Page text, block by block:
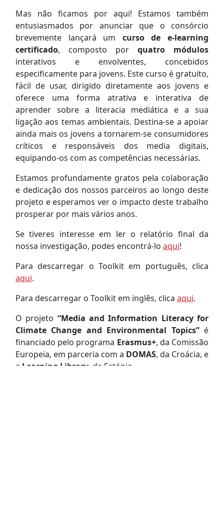
Mas não ficamos por aqui! Estamos também
entusiasmados por anunciar que o consórcio
brevemente lançará um curso de e-learning
certificado, composto por quatro módulos
interativos e envolventes, concebidos
especificamente para jovens. Este curso é gratuito,
fácil de usar, dirigido diretamente aos jovens e
oferece uma forma atrativa e interativa de
aprender sobre a literacia mediática e a sua
ligação aos temas ambientais. Destina-se a apoiar
ainda mais os jovens a tornarem-se consumidores
críticos e responsáveis dos media digitais,
equipando-os com as competências necessárias.
Estamos profundamente gratos pela colaboração
e dedicação dos nossos parceiros ao longo deste
projeto e esperamos ver o impacto deste trabalho
prosperar por mais vários anos.
Se tiveres interesse em ler o relatório final da
nossa investigação, podes encontrá-lo aqui!
Para descarregar o Toolkit em português, clica
aqui.
Para descarregar o Toolkit em inglês, clica aqui.
O projeto “Media and Information Literacy for
Climate Change and Environmental Topics”é
financiado pelo programa Erasmus+, da Comissão
Europeia, em parceria com a DOMAS, da Croácia, e
a Learning Library , da Estónia.